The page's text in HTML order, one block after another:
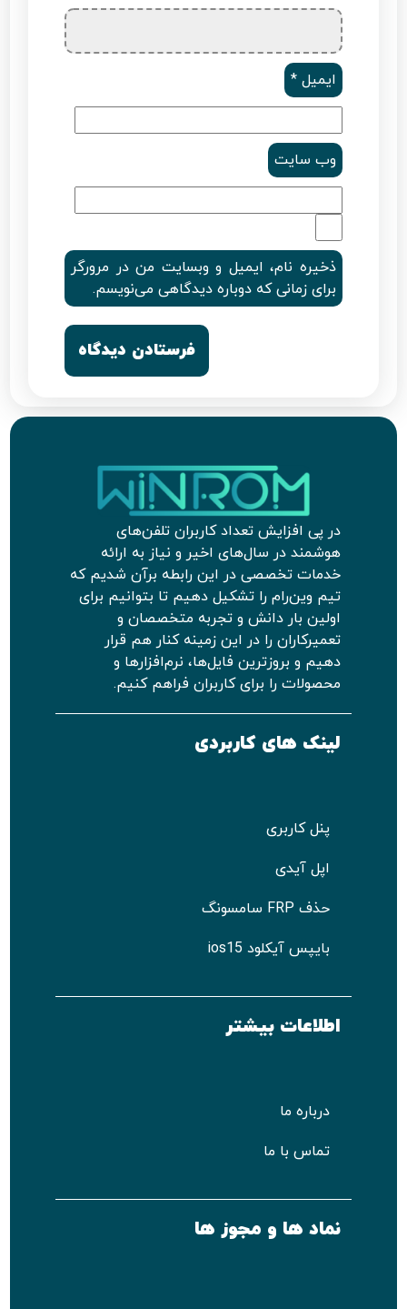
ایمیل*
وب‌ سایت
ذخیره نام، ایمیل و وبسایت من در مرورگر
برای زمانی که دوباره دیدگاهی می‌نویسم.
در پی افزایش تعداد کاربران تلفن‌های
هوشمند در سال‌های اخیر و نیاز به ارائه
خدمات تخصصی در این رابطه برآن شدیم که
تیم وین‌رام را تشکیل دهیم تا بتوانیم برای
اولین بار دانش و تجربه متخصصان و
تعمیرکاران را در این زمینه کنار هم قرار
دهیم و بروزترین فایل‌ها، نرم‌افزارها و
محصولات را برای کاربران فراهم کنیم.
لینک های کاربردی
پنل کاربری
اپل آیدی
حذف FRP سامسونگ
بایپس آیکلود ios15
اطلاعات بیشتر
درباره ما
تماس با ما
نماد ها و مجوز ها